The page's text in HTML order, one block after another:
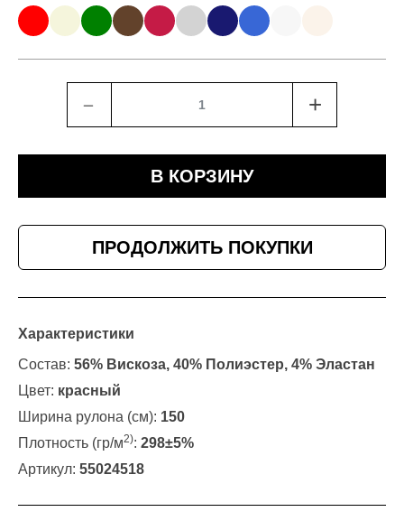
﹣ +
В КОРЗИНУ
ПРОДОЛЖИТЬ ПОКУПКИ
Характеристики
Состав: 56% Вискоза, 40% Полиэстер, 4% Эластан
Цвет: красный
Ширина рулона (см): 150
Плотность (гр/м2): 298±5%
Артикул: 55024518